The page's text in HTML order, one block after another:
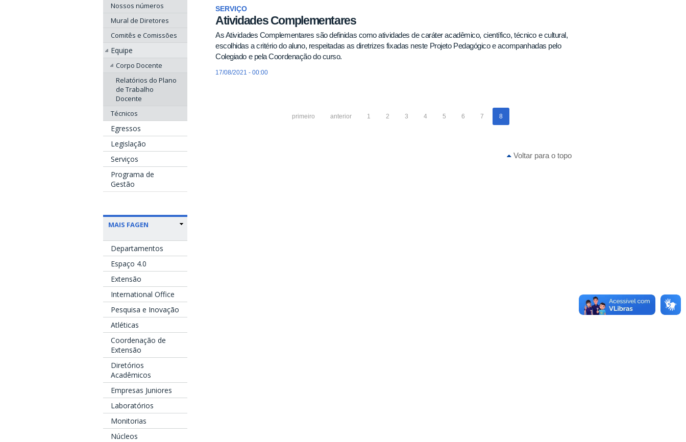
Nossos números
Mural de Diretores
Comitês e Comissões
Equipe
Corpo Docente
Relatórios do Plano
de Trabalho
Docente
Técnicos
Egressos
Legislação
Serviços
Programa de
Gestão
MAIS FAGEN
Departamentos
Espaço 4.0
Extensão
International Office
Pesquisa e Inovação
Atléticas
Coordenação de
Extensão
Diretórios
Acadêmicos
Empresas Juniores
Laboratórios
Monitorias
Núcleos
SERVIÇO
Atividades Complementares
As Atividades Complementares são definidas como atividades de caráter acadêmico, científico, técnico e cultural,
escolhidas a critério do aluno, respeitadas as diretrizes fixadas neste Projeto Pedagógico e acompanhadas pelo
Colegiado e pela Coordenação do curso.
17/08/2021 - 00:00
primeiro anterior 1 2 3 4 5 6 7 8
Voltar para o topo